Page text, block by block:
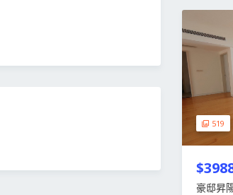
519
豪邸昇